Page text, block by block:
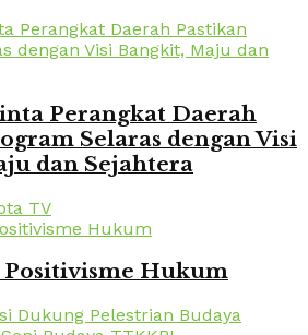
Perangkat Daerah
Selaras dengan Visi
dan Sejahtera
TV
Positivisme Hukum